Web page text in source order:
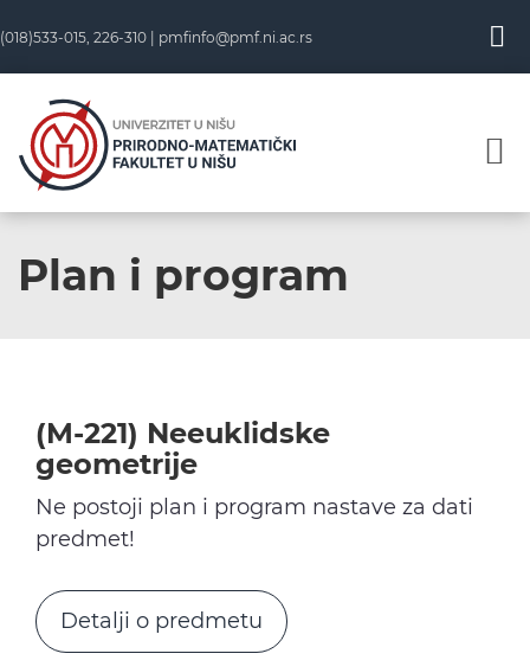
to
content
(018)533-015, 226-310 | pmfinfo@pmf.ni.ac.rs
Plan i program
(M-221) Neeuklidske
geometrije
Ne postoji plan i program nastave za dati
predmet!
Detalji o predmetu